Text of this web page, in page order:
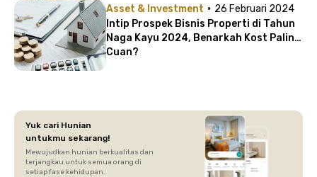
Asset & Investment · 26 Februari 2024
Intip Prospek Bisnis Properti di Tahun
Naga Kayu 2024, Benarkah Kost Paling
Cuan?
Yuk cari Hunian
untukmu sekarang!
Mewujudkan hunian berkualitas dan
terjangkau untuk semua orang di
setiap fase kehidupan.